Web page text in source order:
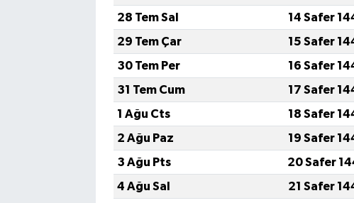
28 Tem Sal
14 Safer
29 Tem Çar
15 Safer
30 Tem Per
16 Safer
31 Tem Cum
17 Safer
1 Ağu Cts
18 Safer
2 Ağu Paz
19 Safer
3 Ağu Pts
20 Safer
4 Ağu Sal
21 Safer